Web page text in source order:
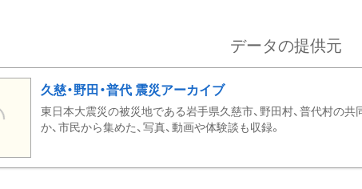
データの提供元
久慈・野田・普代 震災アーカイブ
東日本大震災の被災地である岩手県久慈市、野田村、普代村の
か、市民から集めた、写真、動画や体験談も収録。